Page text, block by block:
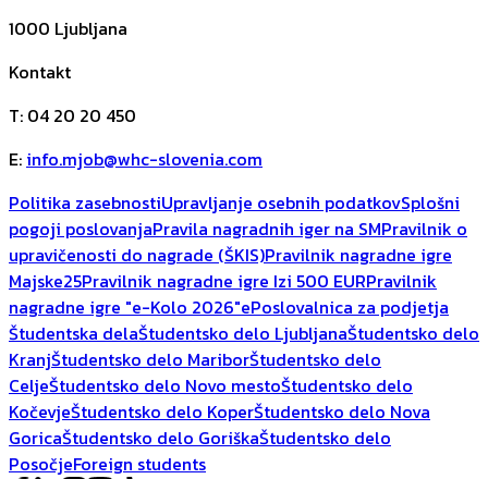
1000 Ljubljana
Kontakt
T: 04 20 20 450
E: info.mjob@whc-slovenia.com
Politika zasebnostiUpravljanje osebnih podatkovSplošni
pogoji poslovanjaPravila nagradnih iger na SMPravilnik o
upravičenosti do nagrade (ŠKIS)Pravilnik nagradne igre
Majske25Pravilnik nagradne igre Izi 500 EURPravilnik
nagradne igre "e-Kolo 2026"ePoslovalnica za podjetja
Študentska delaŠtudentsko delo LjubljanaŠtudentsko delo
KranjŠtudentsko delo MariborŠtudentsko delo
CeljeŠtudentsko delo Novo mestoŠtudentsko delo
KočevjeŠtudentsko delo KoperŠtudentsko delo Nova
GoricaŠtudentsko delo GoriškaŠtudentsko delo
PosočjeForeign students